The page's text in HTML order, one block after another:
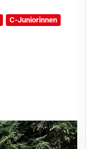
C-Juniorinnen